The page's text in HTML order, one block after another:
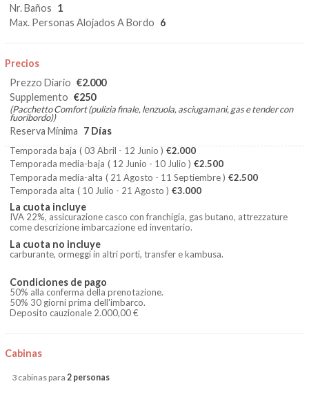
Nr. Baños 1
Max. Personas Alojados A Bordo 6
Precios
Prezzo Diario €2.000
Supplemento €250
(Pacchetto Comfort (pulizia finale, lenzuola, asciugamani, gas e tender con
fuoribordo))
Reserva Mínima 7 Días
Temporada baja ( 03 Abril - 12 Junio ) €2.000
Temporada media-baja ( 12 Junio - 10 Julio ) €2.500
Temporada media-alta ( 21 Agosto - 11 Septiembre ) €2.500
Temporada alta ( 10 Julio - 21 Agosto ) €3.000
La cuota incluye
IVA 22%, assicurazione casco con franchigia, gas butano, attrezzature
come descrizione imbarcazione ed inventario.
La cuota no incluye
carburante, ormeggi in altri porti, transfer e kambusa.
Condiciones de pago
50% alla conferma della prenotazione.
50% 30 giorni prima dell'imbarco.
Deposito cauzionale 2.000,00 €
Cabinas
3 cabinas para 2 personas